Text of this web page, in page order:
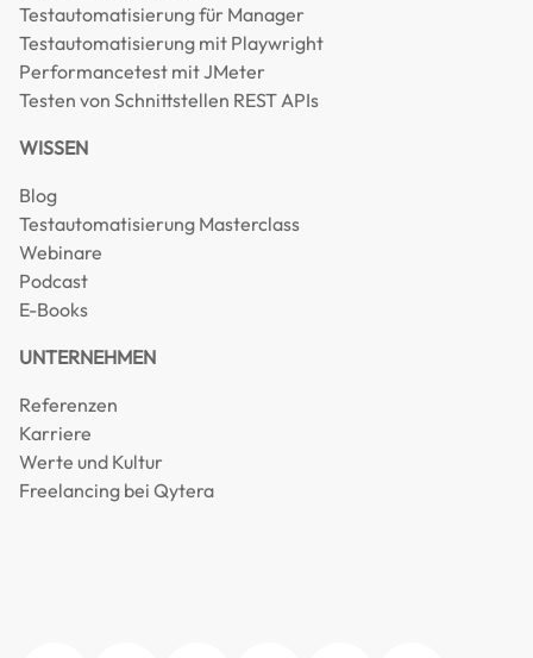
Testautomatisierung für Manager
Testautomatisierung mit Playwright
Performancetest mit JMeter
Testen von Schnittstellen REST APIs
WISSEN
Blog
Testautomatisierung Masterclass
Webinare
Podcast
E-Books
UNTERNEHMEN
Referenzen
Karriere
Werte und Kultur
Freelancing bei Qytera